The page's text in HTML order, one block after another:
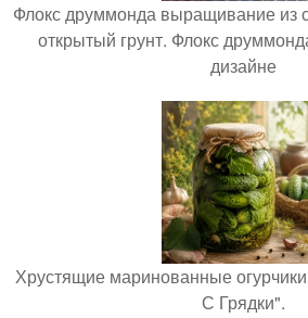
Флокс друммонда выращивание из
открытый грунт. Флокс
дизайне
Хрустящие маринованные
С Грядки".